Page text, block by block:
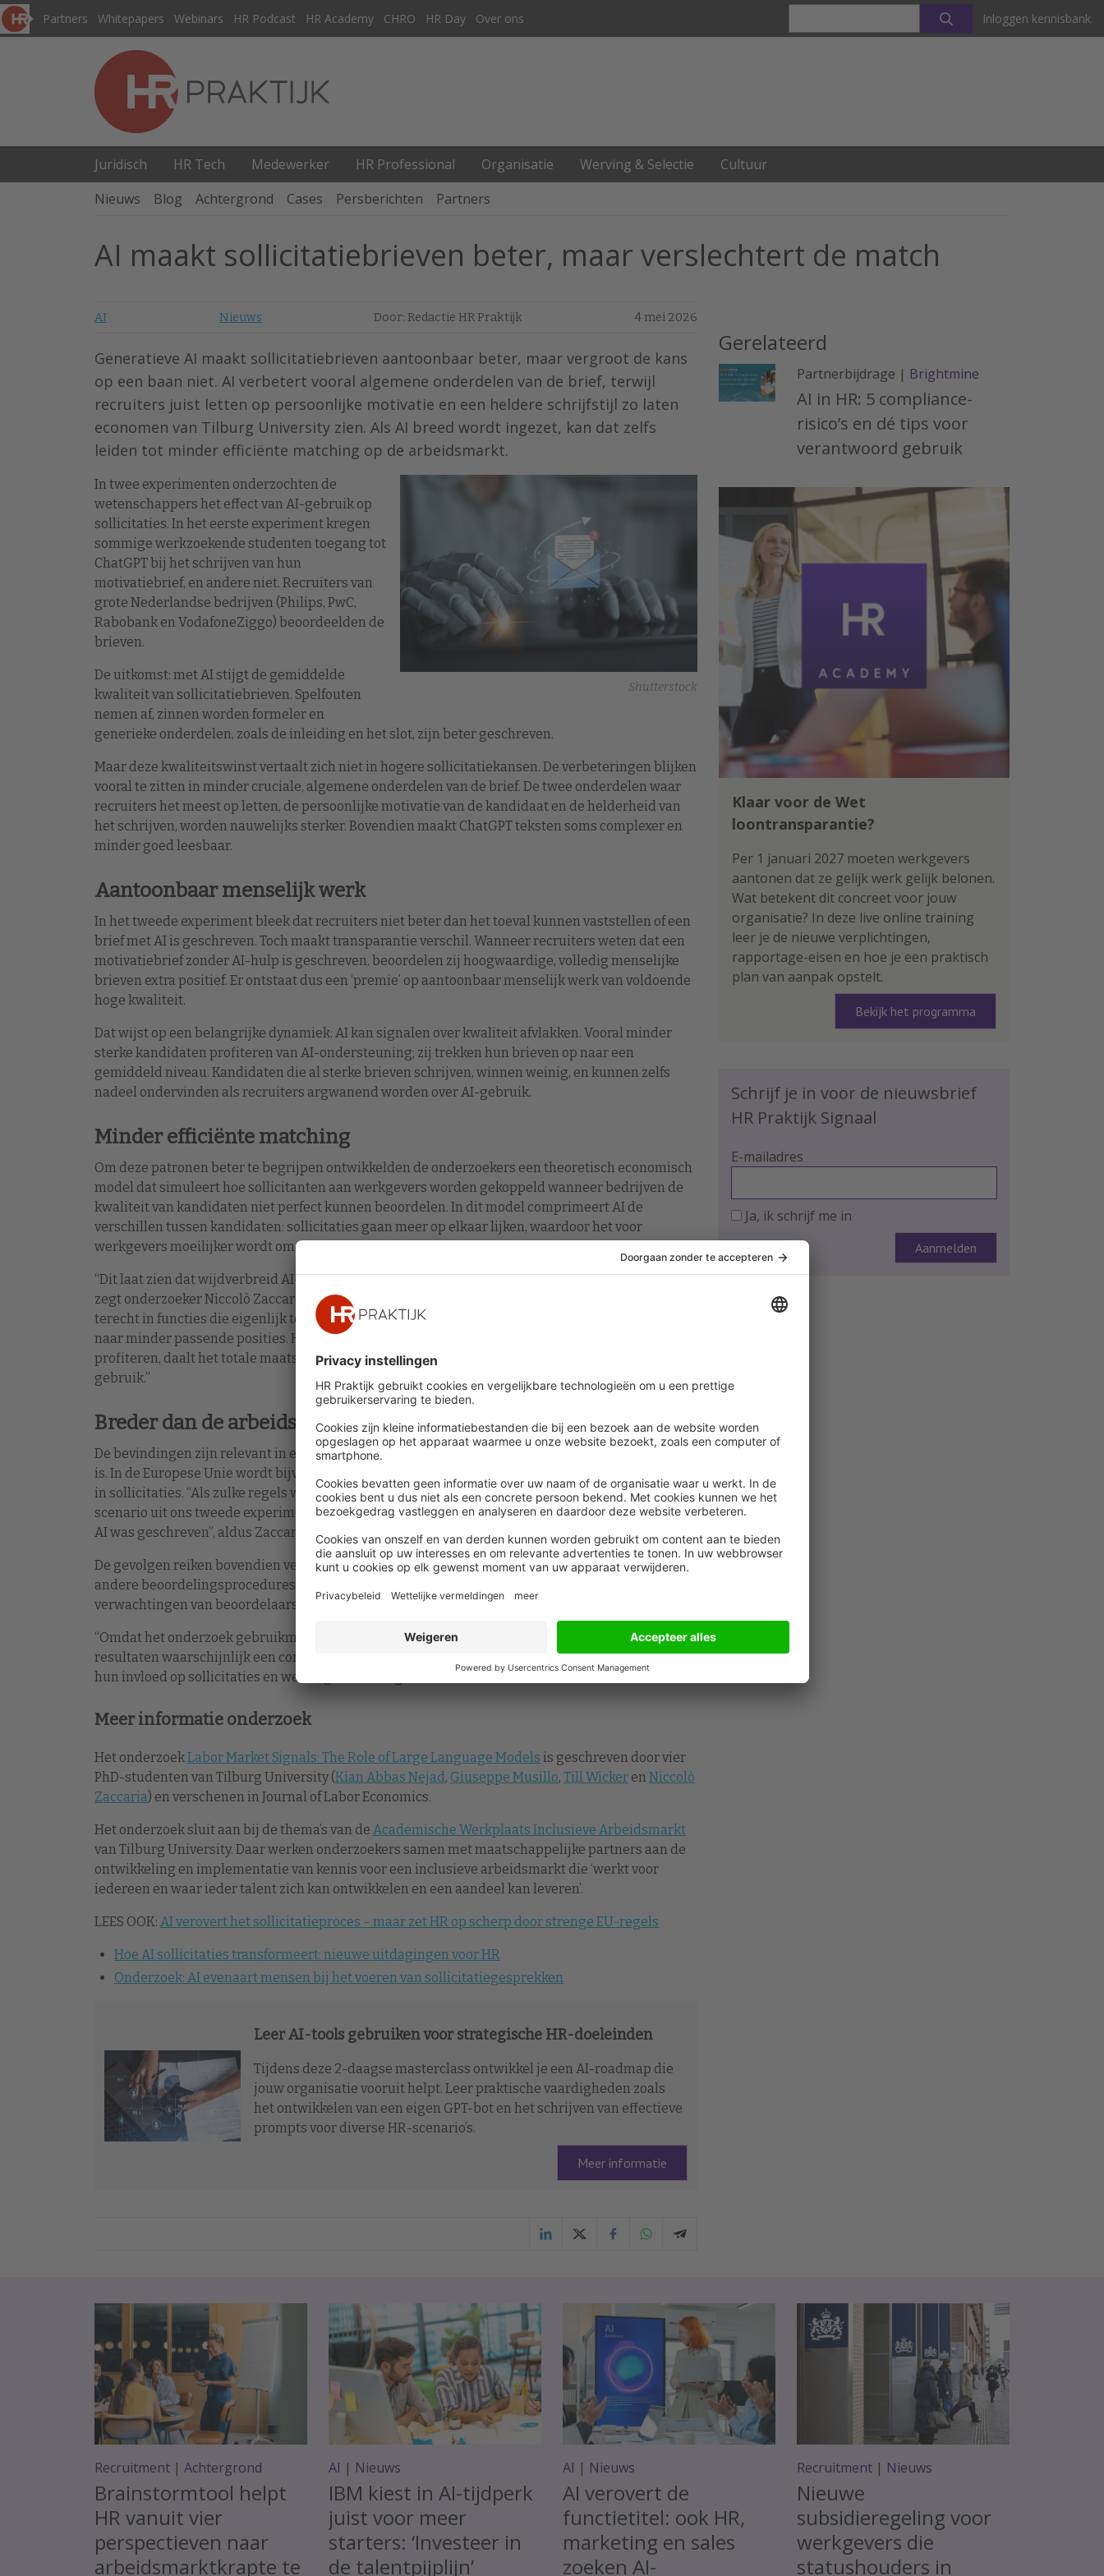
Partners Whitepapers Webinars HR Podcast HR Academy CHRO HR Day Over ons Inloggen kennisbank
Juridisch HR Tech Medewerker HR Professional Organisatie Werving & Selectie
Cultuur
Nieuws
Blog Achtergrond Cases Persberichten Partners
AI maakt sollicitatiebrieven beter, maar verslechtert de match
AI Nieuws Door: Redactie HR Praktijk 4 mei 2026
Generatieve AI maakt sollicitatiebrieven aantoonbaar beter, maar vergroot de kans
op een baan niet. AI verbetert vooral algemene onderdelen van de brief, terwijl
recruiters juist letten op persoonlijke motivatie en een heldere schrijfstijl zo laten
economen van Tilburg University zien. Als AI breed wordt ingezet, kan dat zelfs
leiden tot minder efficiënte matching op de arbeidsmarkt.
Shutterstock
In twee experimenten onderzochten de
wetenschappers het effect van AI-gebruik op
sollicitaties. In het eerste experiment kregen
sommige werkzoekende studenten toegang tot
ChatGPT bij het schrijven van hun
motivatiebrief, en andere niet. Recruiters van
grote Nederlandse bedrijven (Philips, PwC,
Rabobank en VodafoneZiggo) beoordeelden de
brieven.
De uitkomst: met AI stijgt de gemiddelde
kwaliteit van sollicitatiebrieven. Spelfouten
nemen af, zinnen worden formeler en
generieke onderdelen, zoals de inleiding en het slot, zijn beter geschreven.
Maar deze kwaliteitswinst vertaalt zich niet in hogere sollicitatiekansen. De verbeteringen blijken
vooral te zitten in minder cruciale, algemene onderdelen van de brief. De twee onderdelen waar
recruiters het meest op letten, de persoonlijke motivatie van de kandidaat en de helderheid van
het schrijven, worden nauwelijks sterker. Bovendien maakt ChatGPT teksten soms complexer en
minder goed leesbaar.
Aantoonbaar menselijk werk
In het tweede experiment bleek dat recruiters niet beter dan het toeval kunnen vaststellen of een
brief met AI is geschreven. Toch maakt transparantie verschil. Wanneer recruiters weten dat een
motivatiebrief zonder AI-hulp is geschreven, beoordelen zij hoogwaardige, volledig menselijke
brieven extra positief. Er ontstaat dus een ‘premie’ op aantoonbaar menselijk werk van voldoende
hoge kwaliteit.
Dat wijst op een belangrijke dynamiek: AI kan signalen over kwaliteit afvlakken. Vooral minder
sterke kandidaten profiteren van AI-ondersteuning; zij trekken hun brieven op naar een
gemiddeld niveau. Kandidaten die al sterke brieven schrijven, winnen weinig, en kunnen zelfs
nadeel ondervinden als recruiters argwanend worden over AI-gebruik.
Minder efficiënte matching
Om deze patronen beter te begrijpen ontwikkelden de onderzoekers een theoretisch economisch
model dat simuleert hoe sollicitanten aan werkgevers worden gekoppeld wanneer bedrijven de
kwaliteit van kandidaten niet perfect kunnen beoordelen. In dit model comprimeert AI de
verschillen tussen kandidaten: sollicitaties gaan meer op elkaar lijken, waardoor het voor
werkgevers moeilijker wordt om sterke van zwakke kandidaten te onderscheiden.
“Dit laat zien dat wijdverbreid AI-gebruik kan leiden tot slechtere matching op de arbeidsmarkt”,
zegt onderzoeker Niccolò Zaccaria. “Kandidaten met lagere vaardigheden komen relatief vaker
terecht in functies die eigenlijk te veeleisend zijn, terwijl sterkere kandidaten verdrongen worden
naar minder passende posities. Hoewel individuele werkgevers of werknemers hiervan kunnen
profiteren, daalt het totale maatschappelijke welzijn ten opzichte van een situatie zonder AI-
gebruik.”
Breder dan de arbeidsmarkt
De bevindingen zijn relevant in een tijd waarin regelgeving rond AI-gebruik nog in ontwikkeling
is. In de Europese Unie wordt bijvoorbeeld gesproken over verplichte transparantie bij AI-gebruik
in sollicitaties. “Als zulke regels worden ingevoerd, kan de arbeidsmarkt meer gaan lijken op het
scenario uit ons tweede experiment, waarin recruiters expliciet te horen kregen of een brief met
AI was geschreven”, aldus Zaccaria.
De gevolgen reiken bovendien verder dan de arbeidsmarkt. Ook bij universiteitsselecties en
andere beoordelingsprocedures spelen geschreven signalen, onzichtbaar AI-gebruik en
verwachtingen van beoordelaars een rol.
“Omdat het onderzoek gebruikmaakte van de vrij toegankelijke versie ChatGPT 3.5, vormen de
resultaten waarschijnlijk een conservatieve schatting. Naarmate AI-tools krachtiger worden, zal
hun invloed op sollicitaties en wervingsbeslissingen alleen maar toenemen”, besluit Zaccaria.
Meer informatie onderzoek
Het onderzoekLabor Market Signals: The Role of Large Language Models is geschreven door vier
PhD-studenten van Tilburg University (Kian Abbas Nejad, Giuseppe Musillo, Till Wicker en Niccolò
Zaccaria) en verschenen in Journal of Labor Economics.
Het onderzoek sluit aan bij de thema’s van de Academische Werkplaats Inclusieve Arbeidsmarkt
van Tilburg University. Daar werken onderzoekers samen met maatschappelijke partners aan de
ontwikkeling en implementatie van kennis voor een inclusieve arbeidsmarkt die ‘werkt voor
iedereen en waar ieder talent zich kan ontwikkelen en een aandeel kan leveren’.
LEES OOK: AI verovert het sollicitatieproces – maar zet HR op scherp door strenge EU-regels
Hoe AI sollicitaties transformeert: nieuwe uitdagingen voor HR
Onderzoek: AI evenaart mensen bij het voeren van sollicitatiegesprekken
Leer AI-tools gebruiken voor strategische HR-doeleinden
Tijdens deze 2-daagse masterclass ontwikkel je een AI-roadmap die
jouw organisatie vooruit helpt. Leer praktische vaardigheden zoals
het ontwikkelen van een eigen GPT-bot en het schrijven van effectieve
prompts voor diverse HR-scenario’s.
Meer informatie
Gerelateerd
Partnerbijdrage | Brightmine
AI in HR: 5 compliance-
risico’s en dé tips voor
verantwoord gebruik
Klaar voor de Wet
loontransparantie?
Per 1 januari 2027 moeten werkgevers
aantonen dat ze gelijk werk gelijk belonen.
Wat betekent dit concreet voor jouw
organisatie? In deze live online training
leer je de nieuwe verplichtingen,
rapportage-eisen en hoe je een praktisch
plan van aanpak opstelt.
Bekijk het programma
Schrijf je in voor de nieuwsbrief
HR Praktijk Signaal
E-mailadres
Ja, ik schrijf me in
Recruitment | Achtergrond
Brainstormtool helpt
HR vanuit vier
perspectieven naar
arbeidsmarktkrapte te
AI | Nieuws
IBM kiest in AI-tijdperk
juist voor meer
starters: ‘Investeer in
de talentpijplijn’
AI | Nieuws
AI verovert de
functietitel: ook HR,
marketing en sales
zoeken AI-
Recruitment | Nieuws
Nieuwe
subsidieregeling voor
werkgevers die
statushouders in